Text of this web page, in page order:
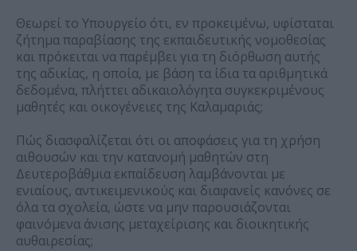
Θεωρεί το Υπουργείο ότι, εν προκειμένω, υφίσταται
ζήτημα παραβίασης της εκπαιδευτικής νομοθεσίας
και πρόκειται να παρέμβει για τη διόρθωση αυτής
της αδικίας, η οποία, με βάση τα ίδια τα αριθμητικά
δεδομένα, πλήττει αδικαιολόγητα συγκεκριμένους
μαθητές και οικογένειες της Καλαμαριάς;
Πώς διασφαλίζεται ότι οι αποφάσεις για τη χρήση
αιθουσών και την κατανομή μαθητών στη
Δευτεροβάθμια εκπαίδευση λαμβάνονται με
ενιαίους, αντικειμενικούς και διαφανείς κανόνες σε
όλα τα σχολεία, ώστε να μην παρουσιάζονται
φαινόμενα άνισης μεταχείρισης και διοικητικής
αυθαιρεσίας;